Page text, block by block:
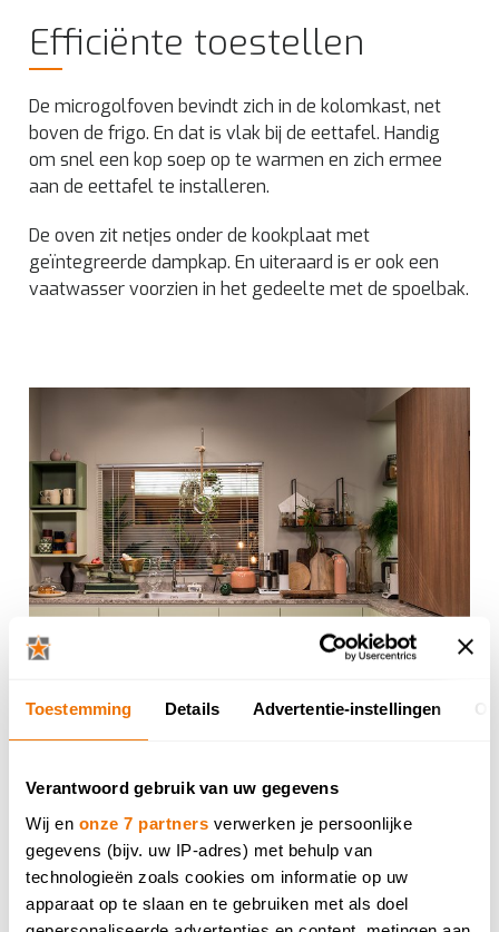
Toestemming Details Advertentie-instellingen
Verantwoord gebruik van uw gegevens
Wij en onze 7 partners verwerken je persoonlijke
gegevens (bijv. uw IP-adres) met behulp van
technologieën zoals cookies om informatie op uw
apparaat op te slaan en te gebruiken met als doel
Efficiënte toestellen
De microgolfoven bevindt zich in de kolomkast, net
boven de frigo. En dat is vlak bij de eettafel. Handig
om snel een kop soep op te warmen en zich ermee
aan de eettafel te installeren.
De oven zit netjes onder de kookplaat met
geïntegreerde dampkap. En uiteraard is er ook een
vaatwasser voorzien in het gedeelte met de spoelbak.
Decoratie troef
Sam houdt ook van decoratieve elementen in de
keuken en een toets groen. De makers van THUIS